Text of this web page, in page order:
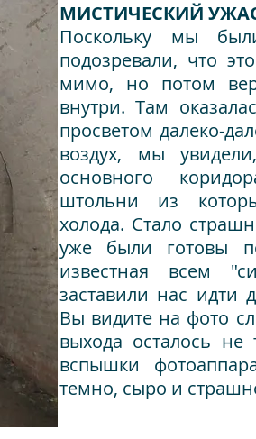
МИСТИЧЕСКИЙ
Поскольку мы
подозревали, что
мимо, но потом
внутри. Там
просветом далеко-
воздух, мы
основного
штольни из
холода. Стало
уже были готовы
известная всем
заставили нас идти
Вы видите на фото
выхода осталось
вспышки
темно, сыро и